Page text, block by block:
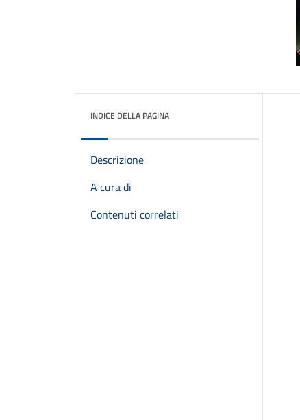
INDICE DELLA PAGINA
Descrizione
A cura di
Contenuti correlati